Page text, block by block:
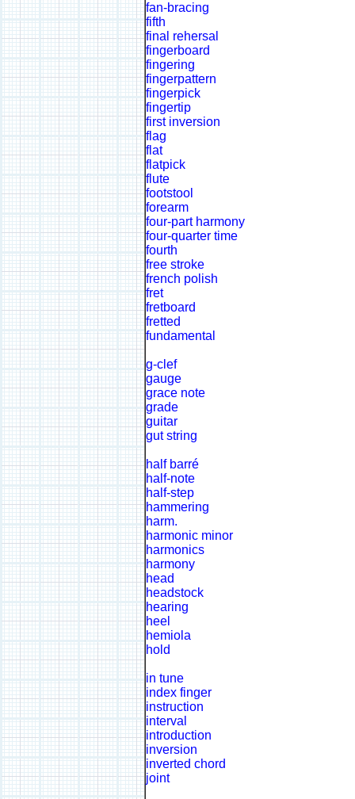
fan-bracing
fifth
final rehersal
fingerboard
fingering
fingerpattern
fingerpick
fingertip
first inversion
flag
flat
flatpick
flute
footstool
forearm
four-part harmony
four-quarter time
fourth
free stroke
french polish
fret
fretboard
fretted
fundamental
g-clef
gauge
grace note
grade
guitar
gut string
half barré
half-note
half-step
hammering
harm.
harmonic minor
harmonics
harmony
head
headstock
hearing
heel
hemiola
hold
in tune
index finger
instruction
interval
introduction
inversion
inverted chord
joint